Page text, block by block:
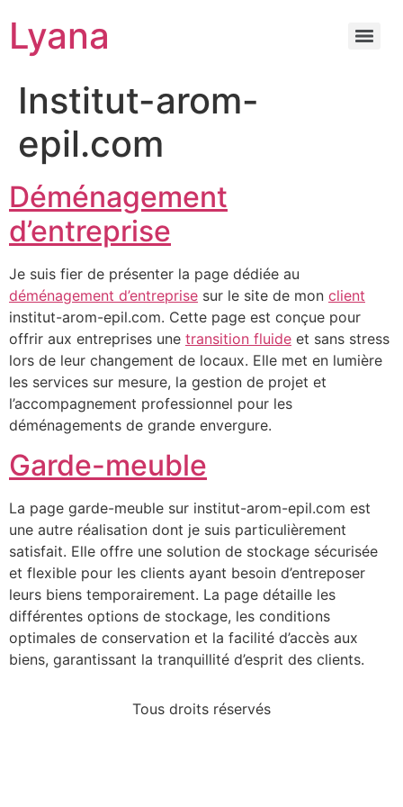
Lyana
Institut-arom-
epil.com
Déménagement
d’entreprise
Je suis fier de présenter la page dédiée au
déménagement d’entreprise sur le site de mon client
institut-arom-epil.com. Cette page est conçue pour
offrir aux entreprises une transition fluide et sans stress
lors de leur changement de locaux. Elle met en lumière
les services sur mesure, la gestion de projet et
l’accompagnement professionnel pour les
déménagements de grande envergure.
Garde-meuble
La page garde-meuble sur institut-arom-epil.com est
une autre réalisation dont je suis particulièrement
satisfait. Elle offre une solution de stockage sécurisée
et flexible pour les clients ayant besoin d’entreposer
leurs biens temporairement. La page détaille les
différentes options de stockage, les conditions
optimales de conservation et la facilité d’accès aux
biens, garantissant la tranquillité d’esprit des clients.
Tous droits réservés